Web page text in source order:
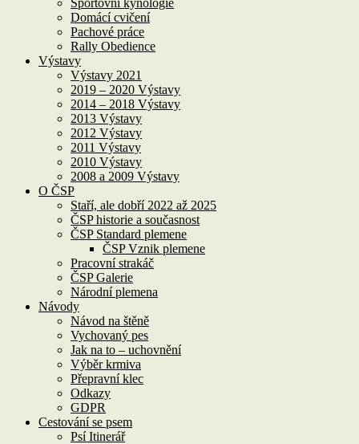
Sportovní kynologie
Domácí cvičení
Pachové práce
Rally Obedience
Výstavy
Výstavy 2021
2019 – 2020 Výstavy
2014 – 2018 Výstavy
2013 Výstavy
2012 Výstavy
2011 Výstavy
2010 Výstavy
2008 a 2009 Výstavy
O ČSP
Staří, ale dobří 2022 až 2025
ČSP historie a současnost
ČSP Standard plemene
ČSP Vznik plemene
Pracovní strakáč
ČSP Galerie
Národní plemena
Návody
Návod na štěně
Vychovaný pes
Jak na to – uchovnění
Výběr krmiva
Přepravní klec
Odkazy
GDPR
Cestování se psem
Psí Itinerář